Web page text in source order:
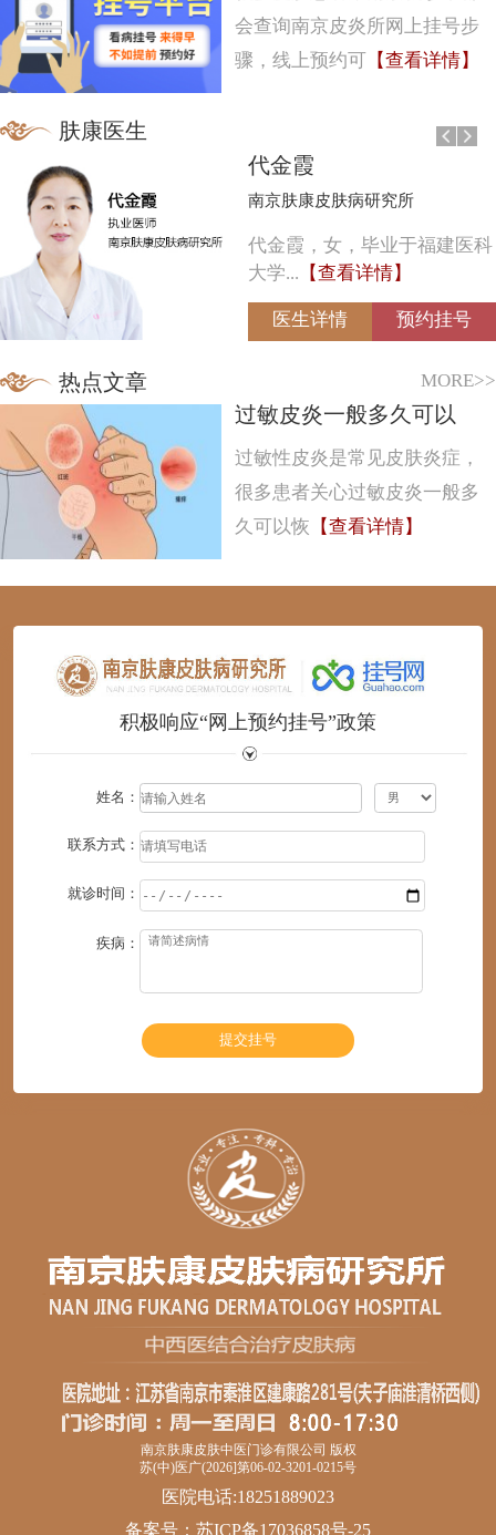
会查询南京皮炎所网上挂号步
骤，线上预约可 【查看详情】
代金霞
南京肤康皮肤病研究所
代金霞，女，毕业于福建医科
大学... 【查看详情】
医生详情 预约挂号
肤康医生
热点文章 MORE>>
过敏皮炎一般多久可以
过敏性皮炎是常见皮肤炎症，
很多患者关心过敏皮炎一般多
久可以恢 【查看详情】
123456
积极响应“网上预约挂号”政策
姓名：
联系方式：
就诊时间：
疾病：
南京肤康皮肤中医门诊有限公司 版权
苏(中)医广(2026]第06-02-3201-0215号
医院电话:18251889023
备案号： 苏ICP备17036858号-25